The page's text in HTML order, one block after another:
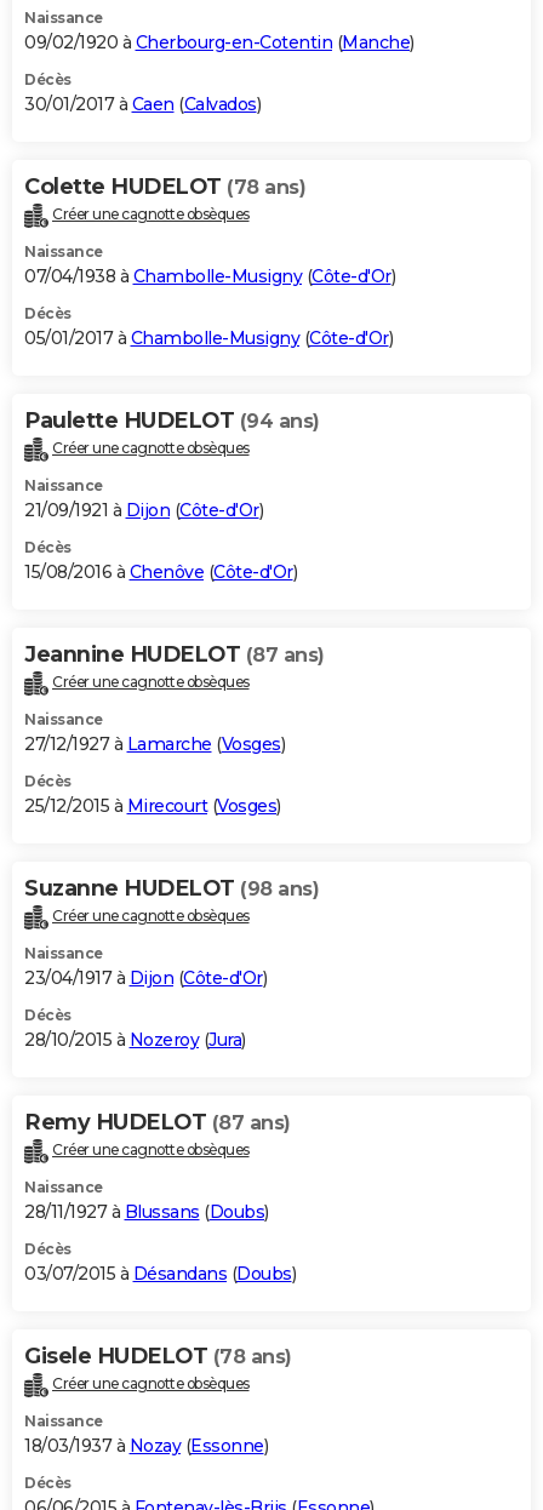
Naissance
09/02/1920 à Cherbourg-en-Cotentin (Manche)
Décès
30/01/2017 à Caen (Calvados)
Colette HUDELOT (78 ans)
Créer une cagnotte obsèques
Naissance
07/04/1938 à Chambolle-Musigny(Côte-d'Or)
Décès
05/01/2017 à Chambolle-Musigny(Côte-d'Or)
Paulette HUDELOT (94 ans)
Créer une cagnotte obsèques
Naissance
21/09/1921 à Dijon (Côte-d'Or)
Décès
15/08/2016 à Chenôve (Côte-d'Or)
Jeannine HUDELOT (87 ans)
Créer une cagnotte obsèques
Naissance
27/12/1927 à Lamarche (Vosges)
Décès
25/12/2015 à Mirecourt(Vosges)
Suzanne HUDELOT (98 ans)
Créer une cagnotte obsèques
Naissance
23/04/1917 à Dijon (Côte-d'Or)
Décès
28/10/2015 à Nozeroy(Jura)
Remy HUDELOT (87 ans)
Créer une cagnotte obsèques
Naissance
28/11/1927 à Blussans (Doubs)
Décès
03/07/2015 à Désandans (Doubs)
Gisele HUDELOT (78 ans)
Créer une cagnotte obsèques
Naissance
18/03/1937 à Nozay(Essonne)
Décès